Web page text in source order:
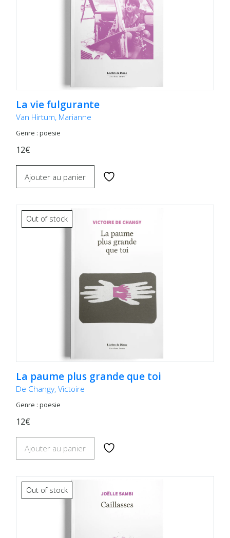
La vie fulgurante
Van Hirtum, Marianne
Genre : poesie
12€
Ajouter au panier
Out of stock
La paume plus grande que toi
De Changy, Victoire
Genre : poesie
12€
Ajouter au panier
Out of stock